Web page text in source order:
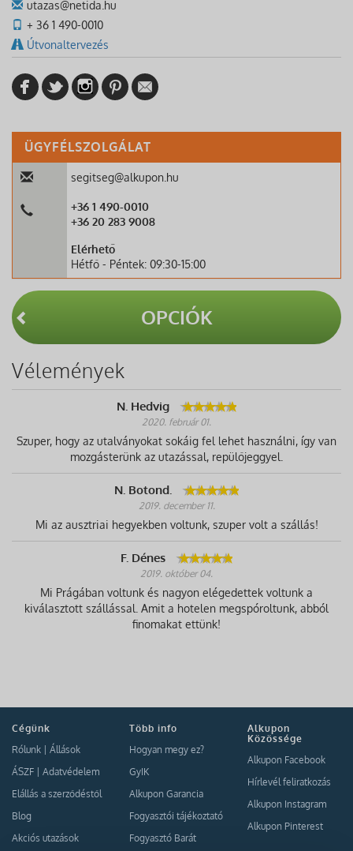
utazas@netida.hu
+ 36 1 490-0010
Útvonaltervezés
ÜGYFÉLSZOLGÁLAT
segitseg@alkupon.hu
+36 1 490-0010
+36 20 283 9008
Elérhető
Hétfő - Péntek: 09:30-15:00
OPCIÓK
Vélemények
N. Hedvig
2020. február 01.
Szuper, hogy az utalványokat sokáig fel lehet használni, így van
mozgásterünk az utazással, repülőjeggyel.
N. Botond.
2019. december 11.
Mi az ausztriai hegyekben voltunk, szuper volt a szállás!
F. Dénes
2019. október 04.
Mi Prágában voltunk és nagyon elégedettek voltunk a
kiválasztott szállással. Amit a hotelen megspóroltunk, abból
finomakat ettünk!
Cégünk
Rólunk
Állások
ÁSZF
Adatvédelem
Elállás a szerződéstől
Blog
Akciós utazások
Több info
Hogyan megy ez?
GyIK
Alkupon Garancia
Fogyasztói tájékoztató
Fogyasztó Barát
Alkupon
Közössége
Alkupon Facebook
Hírlevél feliratkozás
Alkupon Instagram
Alkupon Pinterest